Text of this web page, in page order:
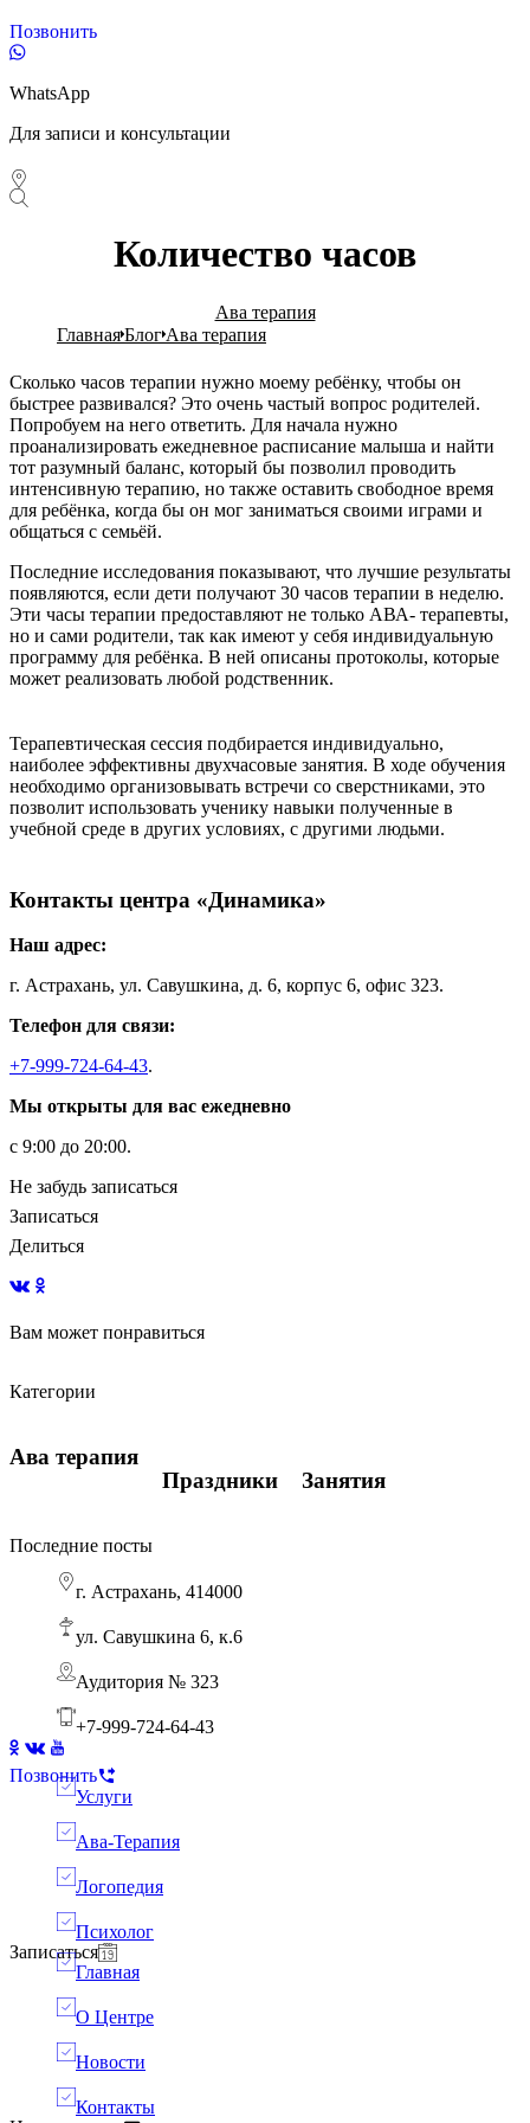
Позвонить
WhatsApp
Для записи и консультации
Количество часов
Ава терапия
ГлавнаяБлог Ава терапия
Сколько часов терапии нужно моему ребёнку, чтобы он
быстрее развивался? Это очень частый вопрос родителей.
Попробуем на него ответить. Для начала нужно
проанализировать ежедневное расписание малыша и найти
тот разумный баланс, который бы позволил проводить
интенсивную терапию, но также оставить свободное время
для ребёнка, когда бы он мог заниматься своими играми и
общаться с семьёй.
Последние исследования показывают, что лучшие результаты
появляются, если дети получают 30 часов терапии в неделю.
Эти часы терапии предоставляют не только АВА- терапевты,
но и сами родители, так как имеют у себя индивидуальную
программу для ребёнка. В ней описаны протоколы, которые
может реализовать любой родственник.
Терапевтическая сессия подбирается индивидуально,
наиболее эффективны двухчасовые занятия. В ходе обучения
необходимо организовывать встречи со сверстниками, это
позволит использовать ученику навыки полученные в
учебной среде в других условиях, с другими людьми.
Контакты центра «Динамика»
Наш адрес:
г. Астрахань, ул. Савушкина, д. 6, корпус 6, офис 323.
Телефон для связи:
+7-999-724-64-43.
Мы открыты для вас ежедневно
с 9:00 до 20:00.
Не забудь записаться
Записаться
Делиться
Вам может понравиться
Виды подсказок в обучении
Ава терапия
Количество часов
Ава терапия
Навыки визуального восприятия
Занятия
Категории
Ава терапия
Праздники
Занятия
Последние посты
Ребенок боится горшка: пошаговый АВА-тренинг для родителей
Ава терапия
г. Астрахань, 414000
ул. Савушкина 6, к.6
Аудитория № 323
+7-999-724-64-43
Позвонить
Услуги
Ава-Терапия
Логопедия
Психолог
Записаться
Главная
О Центре
Новости
Контакты